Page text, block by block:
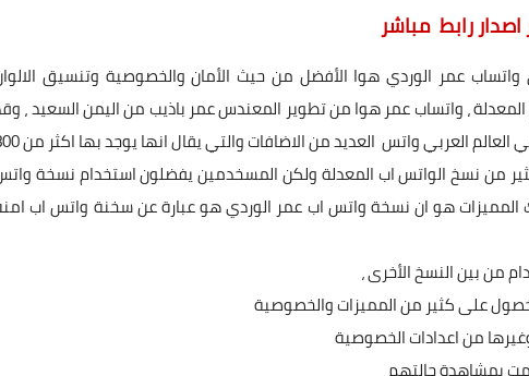
عمر الوردي هوا الأفضل من حيث الأمان والخصوصية وتنسيق
، واتساب عمر هوا من تطوير المعندس عمر باذيب من اليمن السعيد ،
نالت هذه النسخة على اعجاب الجميع والاكثر شعبية في العالم العربي
من نسخ الواتس اب المعدلة ولكن المسخدمين يفضلون استخدام نسخة
المميزات هو ان نسخة واتس اب عمر الوردي هو عبارة عن سخنة واتس اب
من بين النسخ الأخرى ،
على كثير من المميزات والخصوصية
من اعدادات الخصوصية